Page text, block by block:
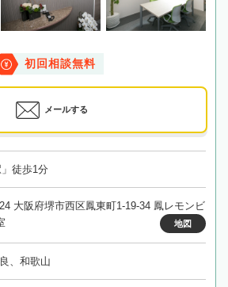
初回相談無料
メールする
徒歩1分
大阪府堺市西区鳳東町1-19-34 鳳レモンビ
地図
、和歌山